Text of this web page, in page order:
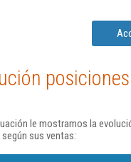
le mostramos la
sus ventas: